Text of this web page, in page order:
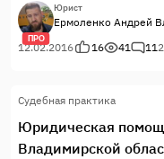
Молодой человек
следующим вопросом.
прибыть в отдел
отсрочка — в ответ
Интонация была
ПРО
Юрист
Ермоленко Андрей
12.02.2016
16 41 11
Судебная практика
Юридическая
Владимирской